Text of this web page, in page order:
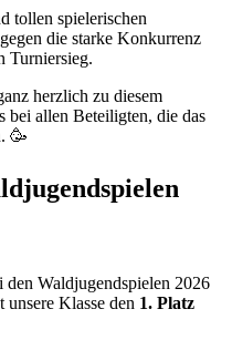
tollen spielerischen
die starke Konkurrenz
Turniersieg.
herzlich zu diesem
bei allen Beteiligten, die das
🥳
Waldjugendspielen 2026
Klasse den 1. Platz